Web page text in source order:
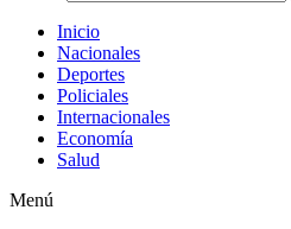
Inicio
Nacionales
Deportes
Policiales
Internacionales
Economía
Salud
Menú